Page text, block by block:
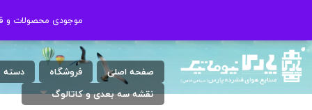
موجودی محصولات و
شنبه الی چهارشنبه ( 17:30 / 8 ) پنجشنبه
صفحه اصلی فروشگاه دسته
نقشه سه بعدی و کاتالوگ
موجودی محصولات و